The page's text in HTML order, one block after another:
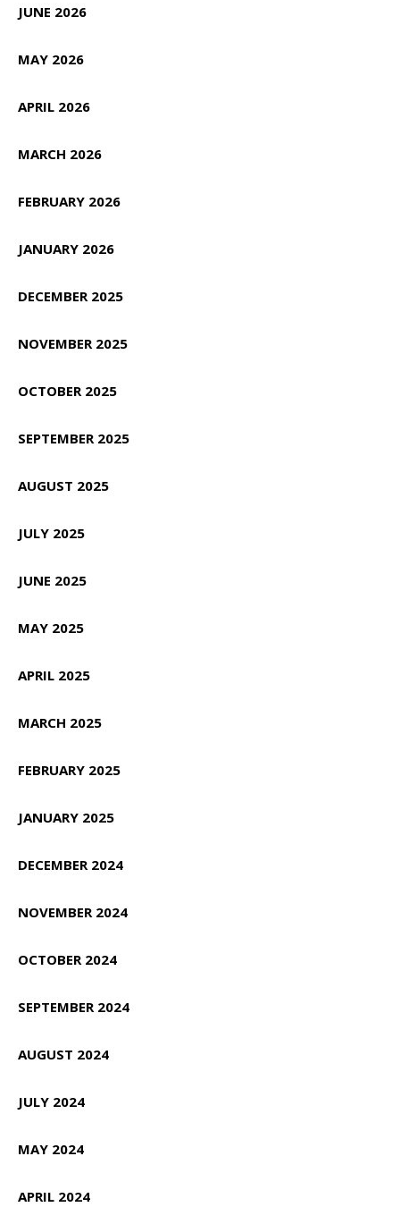
JUNE 2026
MAY 2026
APRIL 2026
MARCH 2026
FEBRUARY 2026
JANUARY 2026
DECEMBER 2025
NOVEMBER 2025
OCTOBER 2025
SEPTEMBER 2025
AUGUST 2025
JULY 2025
JUNE 2025
MAY 2025
APRIL 2025
MARCH 2025
FEBRUARY 2025
JANUARY 2025
DECEMBER 2024
NOVEMBER 2024
OCTOBER 2024
SEPTEMBER 2024
AUGUST 2024
JULY 2024
MAY 2024
APRIL 2024